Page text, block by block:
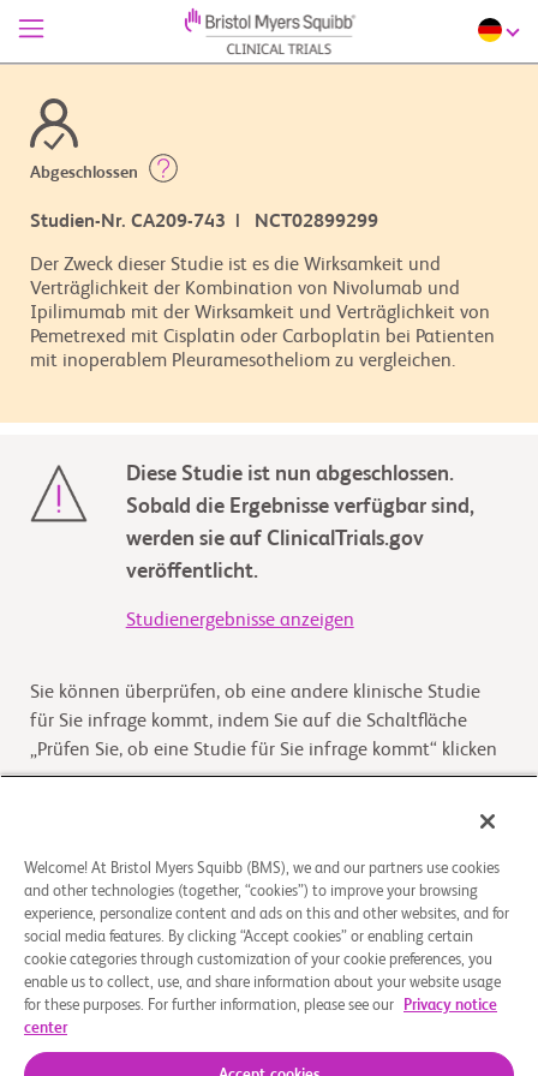
Abgeschlossen
Studien-Nr. CA209-743 | NCT02899299
Der Zweck dieser Studie ist es die Wirksamkeit und
Verträglichkeit der Kombination von Nivolumab und
Ipilimumab mit der Wirksamkeit und Verträglichkeit von
Pemetrexed mit Cisplatin oder Carboplatin bei Patienten
mit inoperablem Pleuramesotheliom zu vergleichen.
Diese Studie ist nun abgeschlossen.
Sobald die Ergebnisse verfügbar sind,
werden sie auf ClinicalTrials.gov
veröffentlicht.
Studienergebnisse anzeigen
Sie können überprüfen, ob eine andere klinische Studie
für Sie infrage kommt, indem Sie auf die Schaltfläche
„Prüfen Sie, ob eine Studie für Sie infrage kommt“ klicken
Überblick
Eine randomisierte, offene Phase-III-Studie zu Nivolumab
in Kombination mit Ipilimumab gegenüber Pemetrexed
mit Cisplatin oder Carboplatin als Erstlinientherapi... Read
Welcome! At Bristol Myers Squibb (BMS), we and our partners use cookies
and other technologies (together, “cookies”) to improve your browsing
experience, personalize content and ads on this and other websites, and for
social media features. By clicking “Accept cookies” or enabling certain
cookie categories through customization of your cookie preferences, you
enable us to collect, use, and share information about your website usage
for these purposes. For further information, please see our
Privacy notice
center